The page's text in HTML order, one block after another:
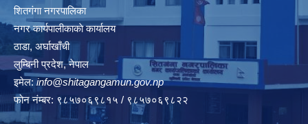
शितगंगा नगरपालिका
नगर कार्यपालीकाकाे कार्यालय
ठाडा, अर्घाखाँची
लुम्बिनी प्रदेश, नेपाल
इमेल: info@shitagangamun.gov.np
फोन नंम्बर: ९८५७०६९८१५ / ९८५७०६९८२२